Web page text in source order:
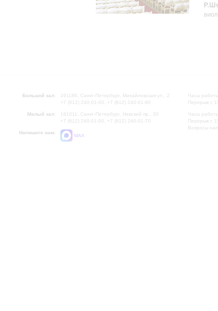
Большой зал:
191186, Санкт-Петербург, Михайловская ул., 2
+7 (812) 240-01-00, +7 (812) 240-01-80
Малый зал:
191011, Санкт-Петербург, Невский пр., 30
+7 (812) 240-01-00, +7 (812) 240-01-70
Напишите нам:
MAX
Часы
Перерыв с
Часы
Перерыв с
Вопросы